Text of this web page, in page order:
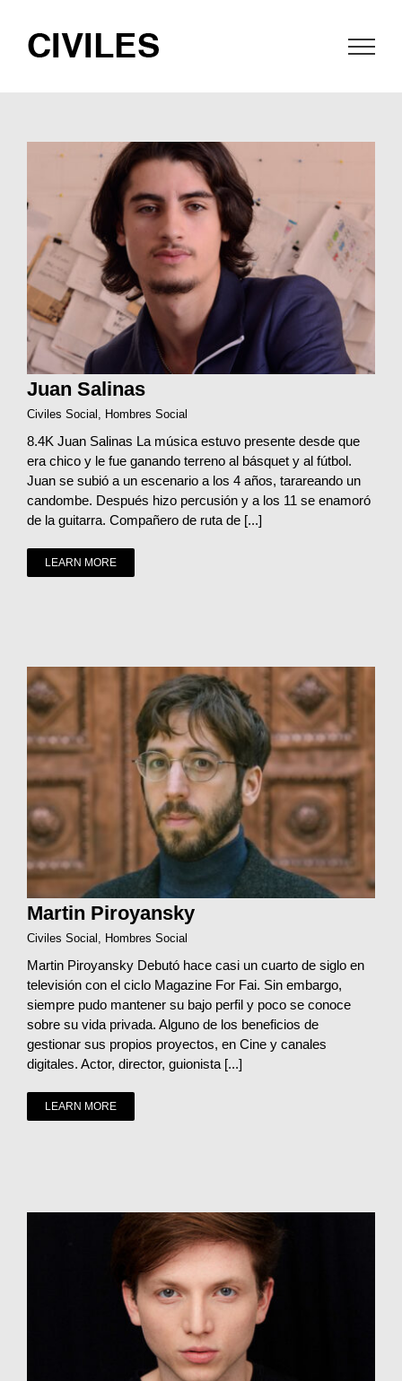
contenido
Juan Salinas
Civiles Social Hombres Social
8.4K Juan Salinas La música estuvo presente desde que
era chico y le fue ganando terreno al básquet y al fútbol.
Juan se subió a un escenario a los 4 años, tarareando un
candombe. Después hizo percusión y a los 11 se enamoró
de la guitarra. Compañero de ruta de [...]
LEARN MORE
Martin Piroyansky
Civiles Social , Hombres Social
Martin Piroyansky Debutó hace casi un cuarto de siglo en
televisión con el ciclo Magazine For Fai. Sin embargo,
siempre pudo mantener su bajo perfil y poco se conoce
sobre su vida privada. Alguno de los beneficios de
gestionar sus propios proyectos, en Cine y canales
digitales. Actor, director, guionista [...]
LEARN MORE